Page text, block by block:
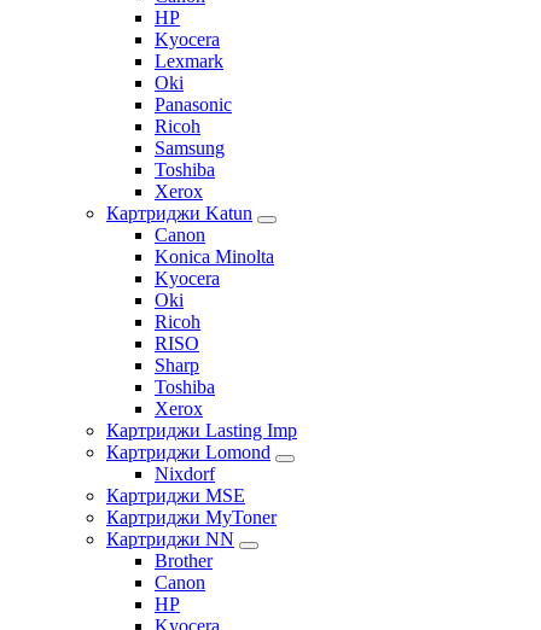
HP
Kyocera
Lexmark
Oki
Panasonic
Ricoh
Samsung
Toshiba
Xerox
Картриджи Katun
Canon
Konica Minolta
Kyocera
Oki
Ricoh
RISO
Sharp
Toshiba
Xerox
Картриджи Lasting Imp
Картриджи Lomond
Nixdorf
Картриджи MSE
Картриджи MyToner
Картриджи NN
Brother
Canon
HP
Kyocera